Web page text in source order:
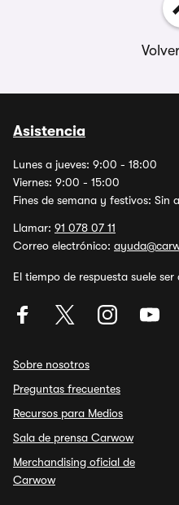
Asistencia
Lunes a jueves: 9:00 - 18:00
Viernes: 9:00 - 15:00
Fines de semana y festivos: Sin
Llamar: 91 078 07 11
Correo electrónico:
El tiempo de respuesta suele ser
Sobre nosotros
Preguntas frecuentes
Recursos para Medios
Sala de prensa Carwow
Merchandising oficial de
Carwow